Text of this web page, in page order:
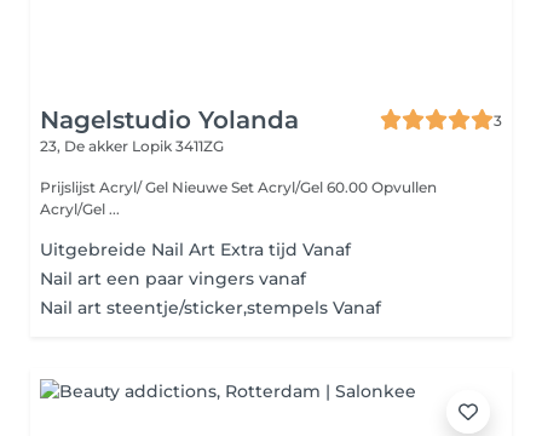
Nagelstudio Yolanda
3
23, De akker Lopik 3411ZG
Prijslijst Acryl/ Gel Nieuwe Set Acryl/Gel 60.00 Opvullen
Acryl/Gel ...
Uitgebreide Nail Art Extra tijd Vanaf
Nail art een paar vingers vanaf
Nail art steentje/sticker,stempels Vanaf